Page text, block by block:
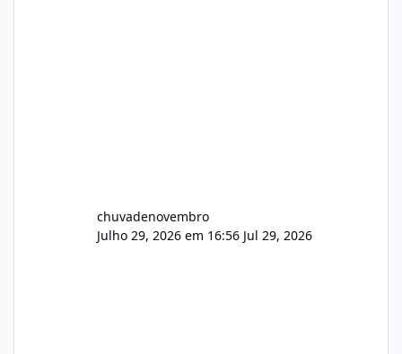
chuvadenovembro
Julho 29, 2026 em 16:56 Jul 29, 2026